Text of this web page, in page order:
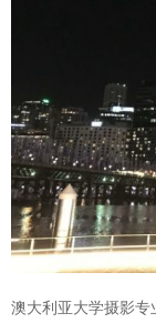
澳大利亚大学摄影专